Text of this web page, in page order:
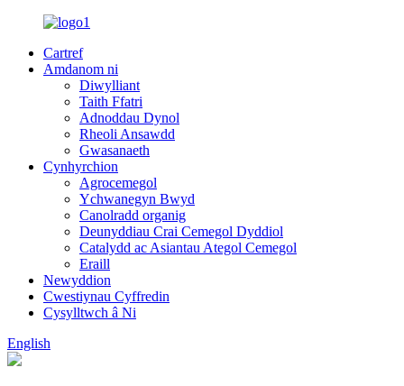
Cartref
Amdanom ni
Diwylliant
Taith Ffatri
Adnoddau Dynol
Rheoli Ansawdd
Gwasanaeth
Cynhyrchion
Agrocemegol
Ychwanegyn Bwyd
Canolradd organig
Deunyddiau Crai Cemegol Dyddiol
Catalydd ac Asiantau Ategol Cemegol
Eraill
Newyddion
Cwestiynau Cyffredin
Cysylltwch â Ni
English